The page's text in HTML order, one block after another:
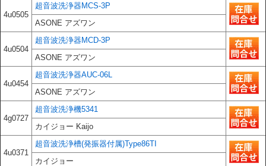
4u0505
超音波洗浄器MCS-3P
ASONE アズワン
4u0504
超音波洗浄器MCD-3P
ASONE アズワン
4u0454
超音波洗浄器AUC-06L
ASONE アズワン
4g0727
超音波洗浄機5341
カイジョー Kaijo
4u0371
超音波洗浄槽(発振器付属)Type86TI
カイジョー